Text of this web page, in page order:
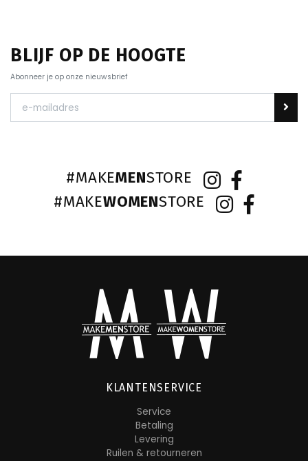
BLIJF OP DE HOOGTE
Abonneer je op onze nieuwsbrief
#MAKEMENSTORE
#MAKEWOMENSTORE
KLANTENSERVICE
Service
Betaling
Levering
Ruilen & retourneren